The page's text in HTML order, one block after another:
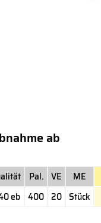
ab
Pal. VE ME
eb 400 20 Stück